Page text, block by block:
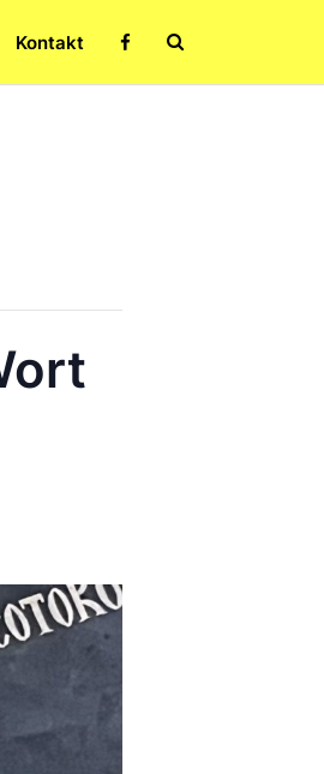
Kontakt
Search